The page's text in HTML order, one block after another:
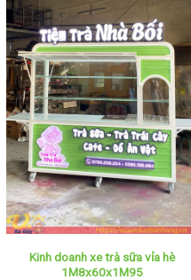
Kinh doanh xe trà sữa vỉa hè
1M8x60x1M95